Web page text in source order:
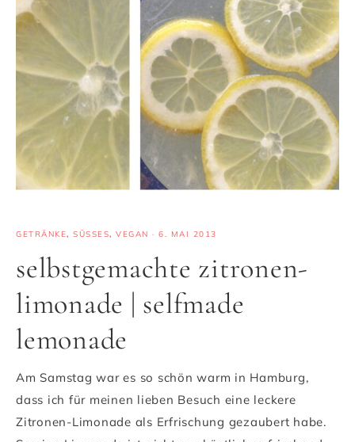
GETRÄNKE, SÜSSES , VEGAN · 6. MAI 2013
selbstgemachte zitronen-
limonade | selfmade
lemonade
Am Samstag war es so schön warm in Hamburg,
dass ich für meinen lieben Besuch eine leckere
Zitronen-Limonade als Erfrischung gezaubert habe.